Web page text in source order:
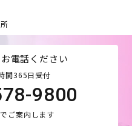
電話ください
間365日受付
9800
ご案内します